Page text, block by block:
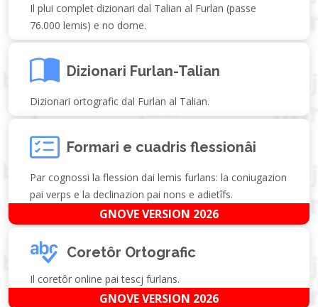
Il plui complet dizionari dal Talian al Furlan (passe
76.000 lemis) e no dome.
Dizionari Furlan-Talian
Dizionari ortografic dal Furlan al Talian.
Formari e cuadris flessionâi
Par cognossi la flession dai lemis furlans: la coniugazion
pai verps e la declinazion pai nons e adietîfs.
GNOVE VERSION 2026
Coretôr Ortografic
Il coretôr online pai tescj furlans.
GNOVE VERSION 2026